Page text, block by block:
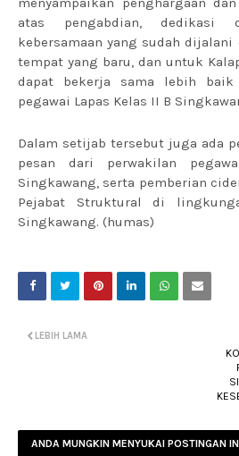
atas pengabdian, dedikasi
kebersamaan yang sudah dijalani
tempat yang baru, dan untuk
dapat bekerja sama lebih
pegawai Lapas Kelas II B
Dalam setijab tersebut juga ada
pesan dari perwakilan
Singkawang, serta pemberian
Pejabat Struktural di
Singkawang. (humas)
LEBIH LAMA
ANDA MUNGKIN MENYUKAI POSTINGAN